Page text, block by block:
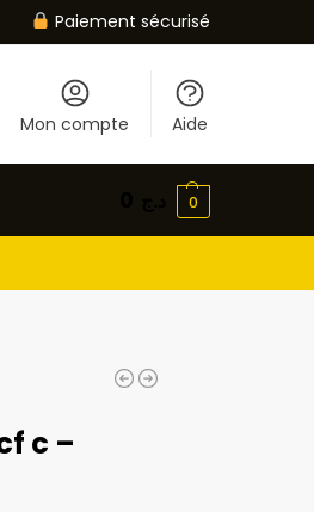
Paiement sécurisé
Mon compte Aide
0
c –